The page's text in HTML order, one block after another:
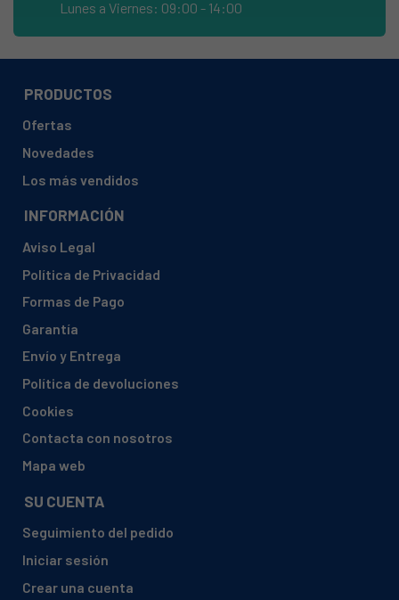
Lunes a Viernes: 09:00 - 14:00
PRODUCTOS
Ofertas
Novedades
Los más vendidos
INFORMACIÓN
Aviso Legal
Política de Privacidad
Formas de Pago
Garantía
Envío y Entrega
Política de devoluciones
Cookies
Contacta con nosotros
Mapa web
SU CUENTA
Seguimiento del pedido
Iniciar sesión
Crear una cuenta